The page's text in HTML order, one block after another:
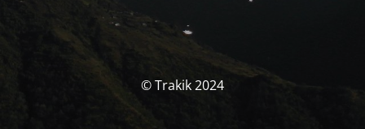
© Trakik 2024